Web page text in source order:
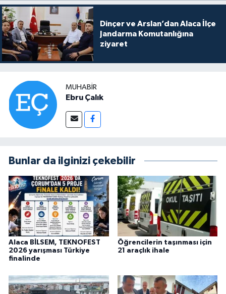
Dinçer ve Arslan’dan Alaca İlçe
Jandarma Komutanlığına
ziyaret
MUHABIR
Ebru Çalık
Bunlar da ilginizi çekebilir
Alaca BİLSEM, TEKNOFEST
2026 yarışması Türkiye
finalinde
Öğrencilerin taşınması için
21 araçlık ihale